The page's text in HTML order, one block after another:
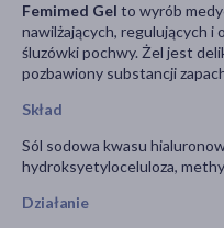
Femimed Gel to wyrób
nawilżających, regulujących
śluzówki pochwy. Żel jest
pozbawiony substancji
Skład
Sól sodowa kwasu
hydroksyetyloceluloza,
Działanie